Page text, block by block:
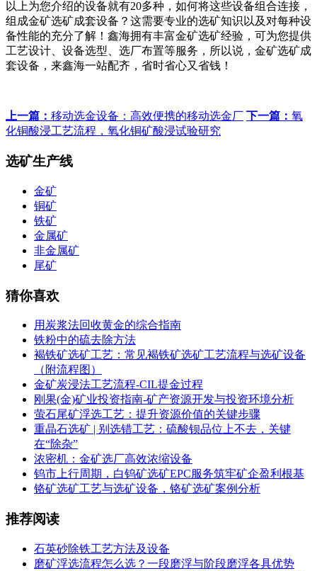
以上为您介绍的设备就有20多种，如何将这些设备组合连接，
组成金矿选矿成套设备？这需要专业的选矿知识以及对每种设
备性能的充分了解！鑫海拥有丰富金矿选矿经验，可为您提供
工艺设计、设备选型、选厂布置等服务，所以说，金矿选矿成
套设备，来鑫海一站配齐，省时省心又省钱！
上一篇： 移动选金设备：高效便携的移动选金厂 下一篇： 氧
化铜酸浸工艺流程，氧化铜矿酸浸试验研究
选矿生产线
金矿
铜矿
铁矿
金属矿
非金属矿
尾矿
猜你喜欢
用炭浆法回收黄金的综合指南
铁粉中的硫去除方法
褐铁矿选矿工艺：常见褐铁矿选矿工艺流程与选矿设备
（附流程图）
金矿炭浸法工艺流程-CIL提金过程
刚果(金)矿业投资指南-矿产资源开发与投资环境分析
萤石尾矿浮选工艺：提升资源价值的关键步骤
重晶石选矿 | 别选错工艺：硫酸钡品位上不去，关键
在“除杂”
浓密机：金矿选厂高效浓缩设备
钨市上行周期，白钨矿选矿EPC服务筑牢矿企盈利根基
铬矿选矿工艺与选矿设备，铬矿选矿案例分析
推荐阅读
石英砂除铁工艺方法及设备
磨矿浮选流程怎么选？一段磨浮与阶段磨浮各具优势